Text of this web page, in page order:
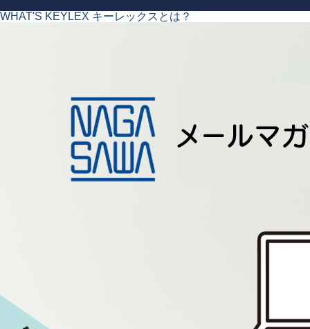
WHAT'S KEYLEX キーレックスとは？